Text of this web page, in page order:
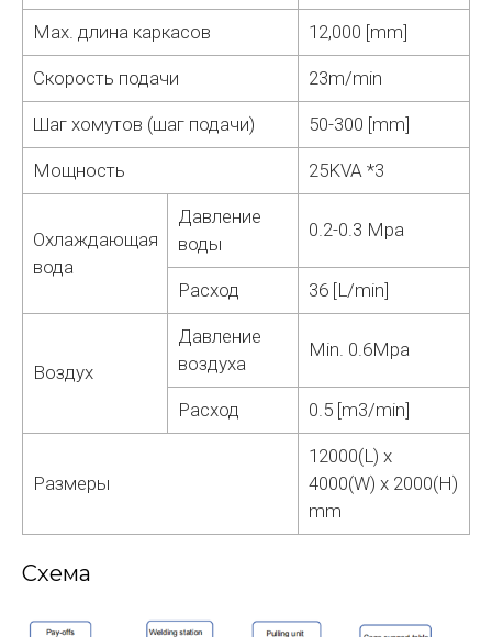
Мах. длина каркасов 12,000 [mm]
Скорость подачи 23m/min
Шаг хомутов (шаг подачи) 50-300 [mm]
Мощность 25KVA *3
Охлаждающая
вода
Давление
воды
0.2-0.3 Mpa
Расход 36 [L/min]
Воздух
Давление
воздуха
Min. 0.6Mpa
Расход 0.5 [m3/min]
Размеры
12000(L) x
4000(W) x 2000(H)
mm
Схема